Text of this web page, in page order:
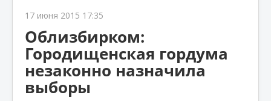
17 июня 2015 17:35
Облизбирком:
Городищенская гордума
незаконно назначила
выборы